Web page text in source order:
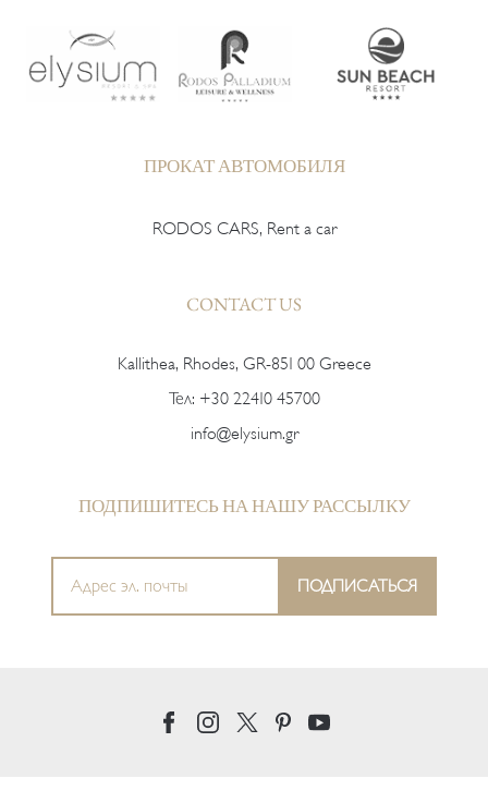
ПРОКАТ АВТОМОБИЛЯ
RODOS CARS, Rent a car
CONTACT US
Kallithea, Rhodes, GR-851 00 Greece
Тел: +30 22410 45700
info@elysium.gr
ПОДПИШИТЕСЬ НА НАШУ РАССЫЛКУ